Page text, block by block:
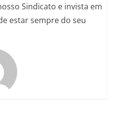
Sindicato e invista em
estar sempre do seu